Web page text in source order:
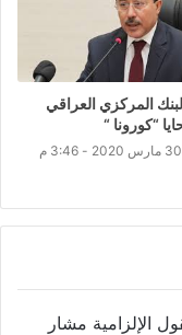
المركزي العراقي
“كورونا “
الإلزامية مشار